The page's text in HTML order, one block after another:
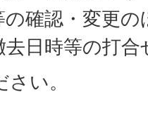
確認・変更
日時等の打
い。